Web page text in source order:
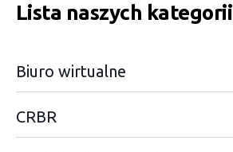
Lista naszych kategorii
Biuro wirtualne
CRBR